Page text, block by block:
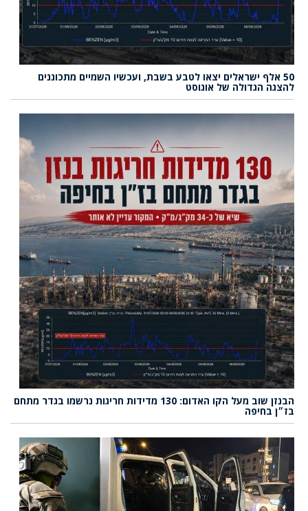
50 אלף ישראלים יצאו לטבע בשבת, ועכשיו השמיים מתכוננים
להצגה הגדולה של אוגוסט
הבנזן שוב מעל הקו האדום: 130 מדידות חריגות נרשמו בגדר מתחם
בז״ן בחיפה